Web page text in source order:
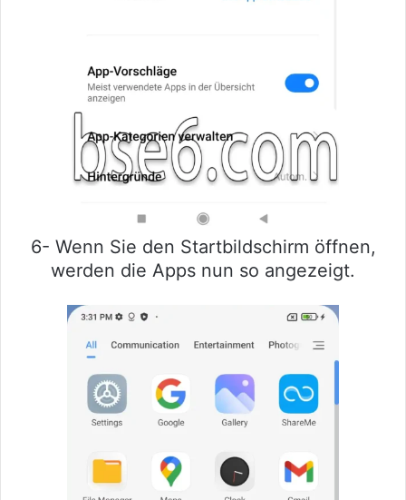
6- Wenn Sie den Startbildschirm öffnen,
werden die Apps nun so angezeigt.